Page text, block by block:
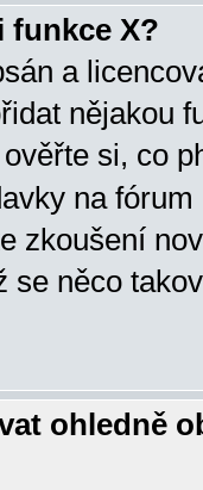
funkce X?
a
nějakou
ověřte si, co
na
zkoušení
se něco
ohledně